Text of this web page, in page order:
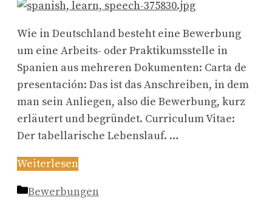
Wie in Deutschland besteht eine Bewerbung
um eine Arbeits- oder Praktikumsstelle in
Spanien aus mehreren Dokumenten: Carta de
presentación: Das ist das Anschreiben, in dem
man sein Anliegen, also die Bewerbung, kurz
erläutert und begründet. Curriculum Vitae:
Der tabellarische Lebenslauf. …
Weiterlesen
Kategorien
Bewerbungen